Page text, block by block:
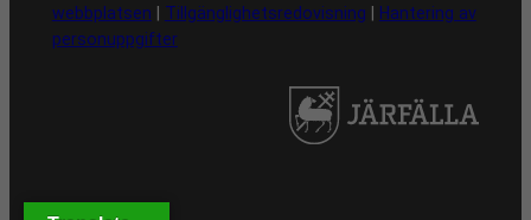
webbplatsen
Tillgänglighetsredovisning
Hantering av
personuppgifter